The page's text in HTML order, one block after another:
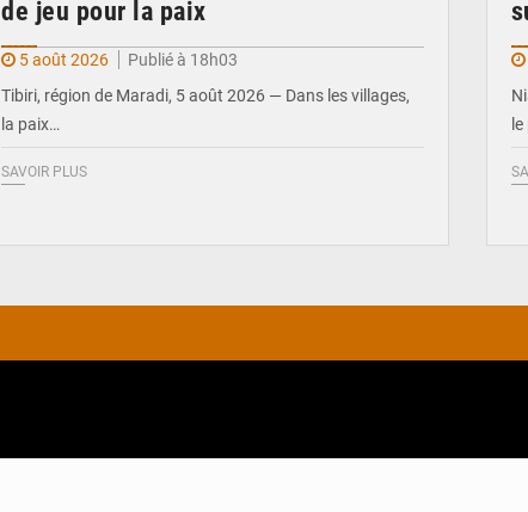
de jeu pour la paix
5 août 2026
Publié à 18h03
Tibiri, région de Maradi, 5 août 2026 — Dans les villages,
la paix…
SAVOIR PLUS